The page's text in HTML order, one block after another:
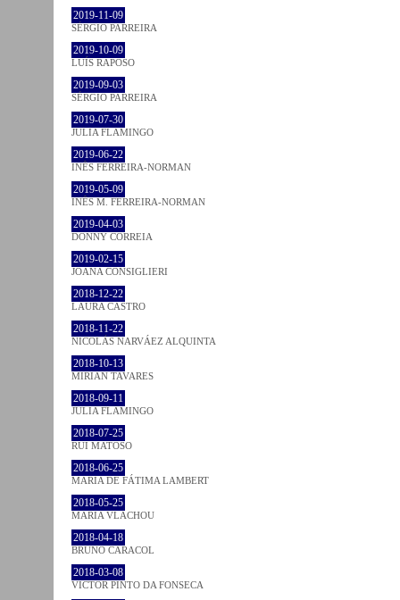
2019-11-09
SÉRGIO PARREIRA
2019-10-09
LUÍS RAPOSO
2019-09-03
SÉRGIO PARREIRA
2019-07-30
JULIA FLAMINGO
2019-06-22
INÊS FERREIRA-NORMAN
2019-05-09
INÊS M. FERREIRA-NORMAN
2019-04-03
DONNY CORREIA
2019-02-15
JOANA CONSIGLIERI
2018-12-22
LAURA CASTRO
2018-11-22
NICOLÁS NARVÁEZ ALQUINTA
2018-10-13
MIRIAN TAVARES
2018-09-11
JULIA FLAMINGO
2018-07-25
RUI MATOSO
2018-06-25
MARIA DE FÁTIMA LAMBERT
2018-05-25
MARIA VLACHOU
2018-04-18
BRUNO CARACOL
2018-03-08
VICTOR PINTO DA FONSECA